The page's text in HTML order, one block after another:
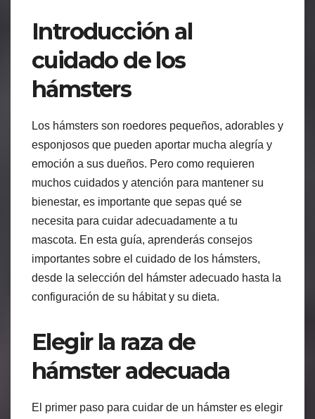
Introducción al
cuidado de los
hámsters
Los hámsters son roedores pequeños, adorables y
esponjosos que pueden aportar mucha alegría y
emoción a sus dueños. Pero como requieren
muchos cuidados y atención para mantener su
bienestar, es importante que sepas qué se
necesita para cuidar adecuadamente a tu
mascota. En esta guía, aprenderás consejos
importantes sobre el cuidado de los hámsters,
desde la selección del hámster adecuado hasta la
configuración de su hábitat y su dieta.
Elegir la raza de
hámster adecuada
El primer paso para cuidar de un hámster es elegir